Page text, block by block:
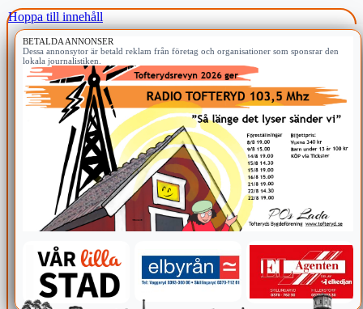
Hoppa till innehåll
BETALDA ANNONSER
Dessa annonsytor är betald reklam från företag och organisationer som sponsrar den
lokala journalistiken.